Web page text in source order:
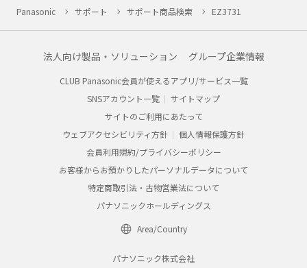
Panasonic サポート サポート商品検索 EZ3731
法人向け製品・ソリューション グループ企業情報
CLUB Panasonic会員が使えるアプリ/サービス一覧
SNSアカウント一覧
サイトマップ
サイトのご利用にあたって
ウェブアクセシビリティ方針
個人情報保護方針
会員利用規約/プライバシーポリシー
お客様からお預かりしたパーソナルデータについて
特定商取引法・古物営業法について
パナソニックホールディングス
Area/Country
パナソニック株式会社